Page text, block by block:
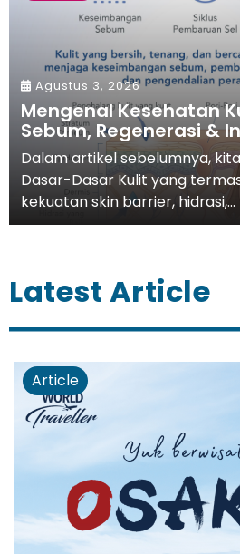
Agustus 3, 2026
Mengenal Kesehatan
Sebum, Regenerasi &
Dalam artikel sebelumnya,
Dasar-Dasar Kulit yang
kekuatan skin barrier, hidrasi,...
Latest Article
Article